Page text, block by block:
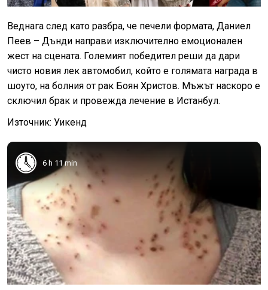
Веднага след като разбра, че печели формата, Даниел
Пеев – Дънди направи изключително емоционален
жест на сцената. Големият победител реши да дари
чисто новия лек автомобил, който е голямата награда в
шоуто, на болния от рак Боян Христов. Мъжът наскоро е
сключил брак и провежда лечение в Истанбул.
Източник: Уикенд
6 h 11 min